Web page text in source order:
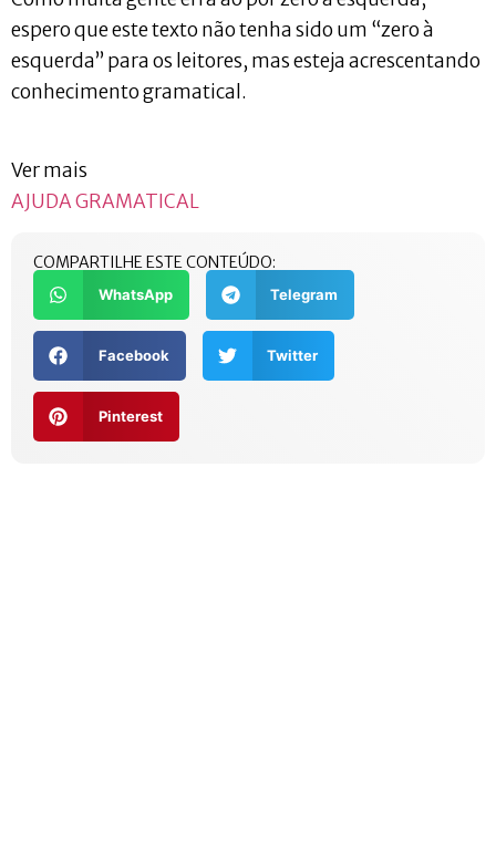
espero que este texto não tenha sido um “zero à
esquerda” para os leitores, mas esteja acrescentando
conhecimento gramatical.
Ver mais
AJUDA GRAMATICAL
COMPARTILHE ESTE CONTEÚDO:
WhatsApp Telegram
Facebook Twitter
Pinterest